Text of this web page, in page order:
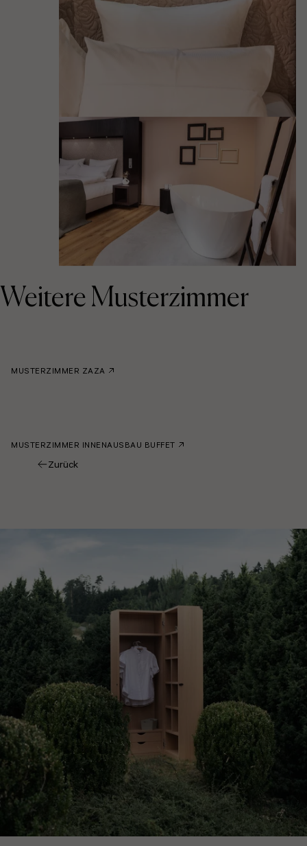
Weitere Musterzimmer
MUSTERZIMMER ZAZA
MUSTERZIMMER INNENAUSBAU BUFFET
Zurück